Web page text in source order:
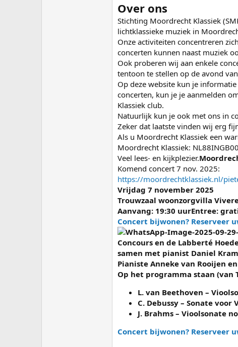
Over ons
Stichting Moordrecht Klassiek
lichtklassieke muziek in
Onze activiteiten concentreren
concerten kunnen naast muziek
Ook proberen wij aan enkele
tentoon te stellen op de avond
Op deze website kun je
concerten, kun je je aanmelden
Klassiek club.
Natuurlijk kun je ook met ons in
Zeker dat laatste vinden wij erg
Als u Moordrecht Klassiek een
Moordrecht Klassiek:
Veel lees- en kijkplezier.
Komend concert 7 nov. 2025:
https://moordrechtklassiek.nl/
Vrijdag 7 november 2025
Trouwzaal woonzorgvilla
Aanvang: 19:30 uurEntree:
Concert bijwonen? Reserveer
Concours en de Labberté
samen met pianist Daniel
Pianiste Anneke van Rooijen
Op het programma staan (van
L. van Beethoven –
C. Debussy – Sonate voor
J. Brahms – Vioolsonate
Concert bijwonen? Reserveer